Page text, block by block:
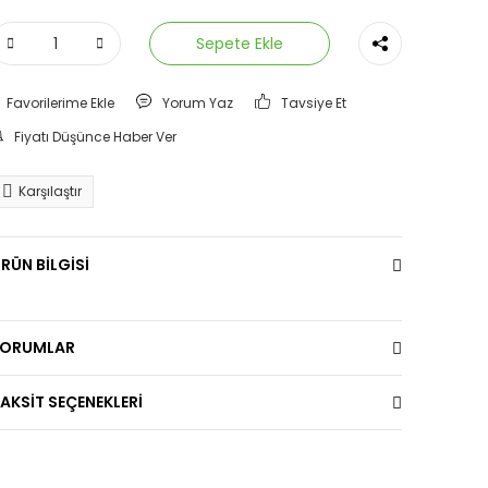
Sepete Ekle
Yorum Yaz
Tavsiye Et
Fiyatı Düşünce Haber Ver
Karşılaştır
BİLGİSİ
SEÇENEKLERİ